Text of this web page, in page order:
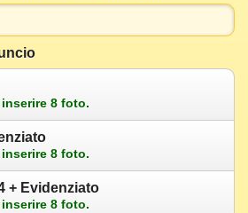
8 foto.
8 foto.
+ Evidenziato
8 foto.